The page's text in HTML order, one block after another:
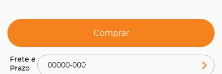
Comprar